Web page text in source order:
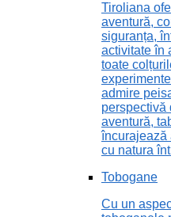
Tiroliana
aventură,
siguranța,
activitate în
toate
admire
perspectivă
aventură,
încurajează
cu natura
Tobogane
Cu un